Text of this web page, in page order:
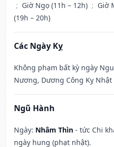
; Giờ Ngọ (11h – 12h) ; Giờ
(19h – 20h)
Các Ngày Kỵ
Không phạm bất kỳ ngày
Nương, Dương Công Kỵ Nhật
Ngũ Hành
Ngày: Nhâm Thìn - tức Chi
ngày hung (phạt nhật).